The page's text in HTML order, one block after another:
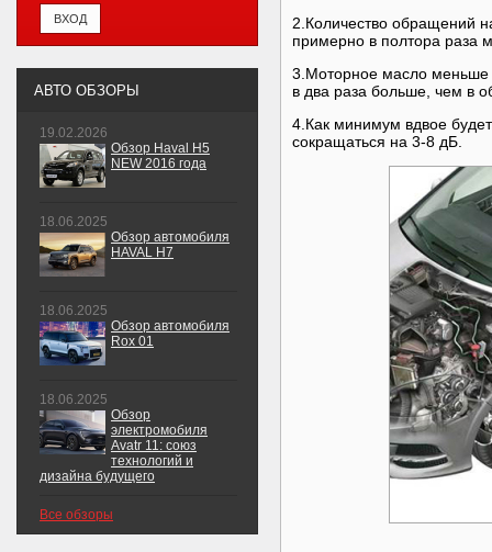
2.Количество обращений
примерно в полтора раза
3.Моторное масло меньше
в два раза больше, чем в
4.Как минимум вдвое
сокращаться на 3-8 дБ.
АВТО ОБЗОРЫ
19.02.2026
Обзор Haval H5
NEW 2016 года
18.06.2025
Обзор автомобиля
HAVAL H7
18.06.2025
Обзор автомобиля
Rox 01
18.06.2025
Обзор
электромобиля
Avatr 11: союз
технологий и
дизайна будущего
Все обзоры